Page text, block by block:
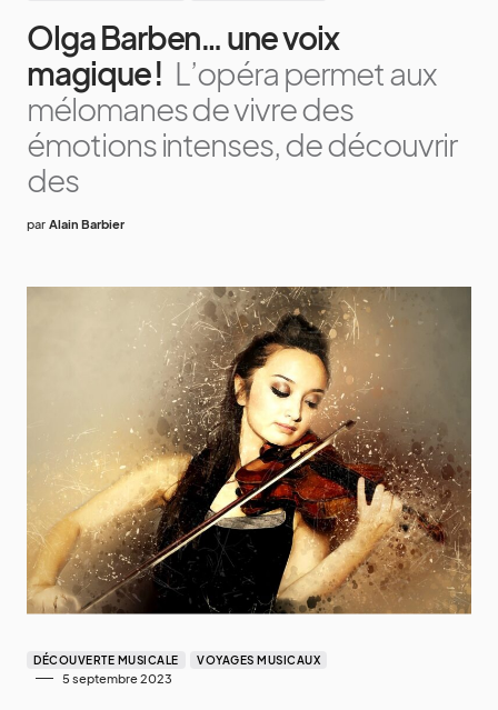
Olga Barben… une voix
magique ! L’opéra permet aux
mélomanes de vivre des
émotions intenses, de découvrir
des
par Alain Barbier
DÉCOUVERTE MUSICALE VOYAGES MUSICAUX
5 septembre 2023